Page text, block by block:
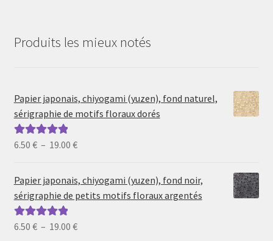
Produits les mieux notés
Papier japonais, chiyogami (yuzen), fond naturel,
sérigraphie de motifs floraux dorés
Note5.00sur
6.50 € – 19.00 €Plage
prix :
6.50 €
19.00 €
Papier japonais, chiyogami (yuzen), fond noir,
sérigraphie de petits motifs floraux argentés
Note5.00sur
6.50 € – 19.00 €Plage